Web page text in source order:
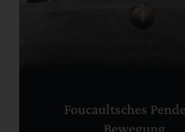
Foucaultsches
Bewegung